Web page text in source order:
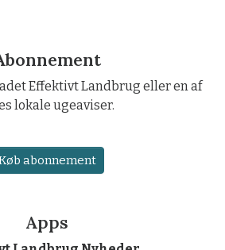
Effektivt Landbrug eller en af
lokale ugeaviser.
abonnement
Apps